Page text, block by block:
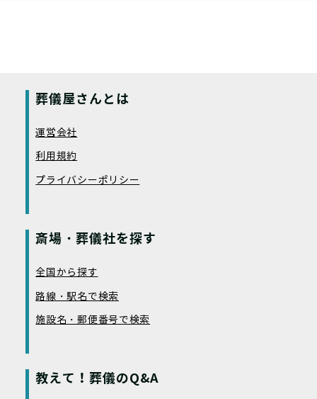
葬儀屋さんとは
運営会社
利用規約
プライバシーポリシー
斎場・葬儀社を探す
全国から探す
路線・駅名で検索
施設名・郵便番号で検索
教えて！葬儀のQ&A